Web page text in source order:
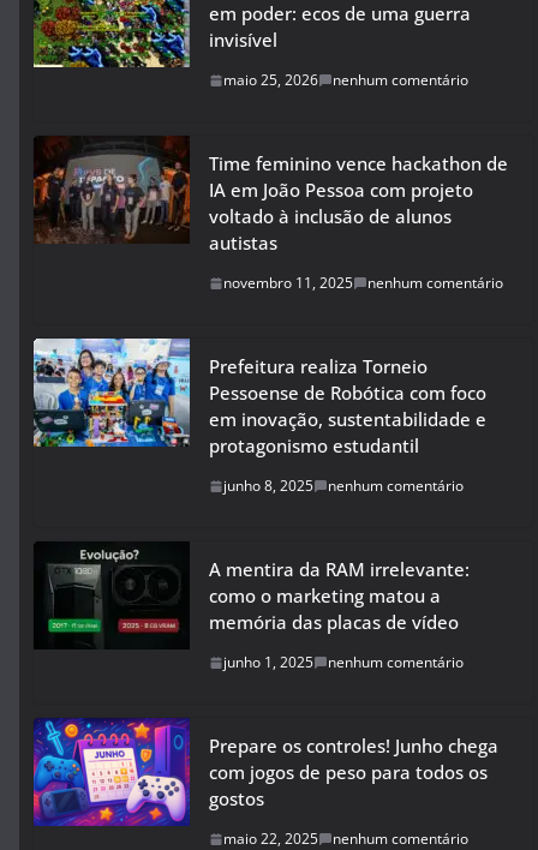
em poder: ecos de uma guerra
invisível
maio 25, 2026 nenhum comentário
Time feminino vence hackathon de
IA em João Pessoa com projeto
voltado à inclusão de alunos
autistas
novembro 11, 2025 nenhum comentário
Prefeitura realiza Torneio
Pessoense de Robótica com foco
em inovação, sustentabilidade e
protagonismo estudantil
junho 8, 2025 nenhum comentário
A mentira da RAM irrelevante:
como o marketing matou a
memória das placas de vídeo
junho 1, 2025 nenhum comentário
Prepare os controles! Junho chega
com jogos de peso para todos os
gostos
maio 22, 2025 nenhum comentário